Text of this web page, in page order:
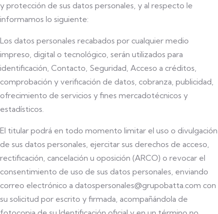
y protección de sus datos personales, y al respecto le
informamos lo siguiente:
Los datos personales recabados por cualquier medio
impreso, digital o tecnológico, serán utilizados para
identificación, Contacto, Seguridad, Acceso a créditos,
comprobación y verificación de datos, cobranza, publicidad,
ofrecimiento de servicios y fines mercadotécnicos y
estadísticos.
El titular podrá en todo momento limitar el uso o divulgación
de sus datos personales, ejercitar sus derechos de acceso,
rectificación, cancelación u oposición (ARCO) o revocar el
consentimiento de uso de sus datos personales, enviando
correo electrónico a datospersonales@grupobatta.com con
su solicitud por escrito y firmada, acompañándola de